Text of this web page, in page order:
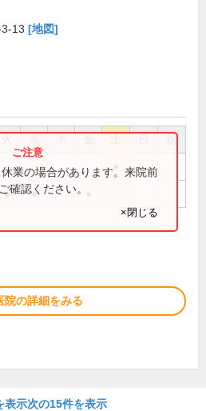
13 [地図]
祝
● ●
業の場合があります。来院前
確認ください。
×閉じる
院の詳細をみる
表示次の15件を表示